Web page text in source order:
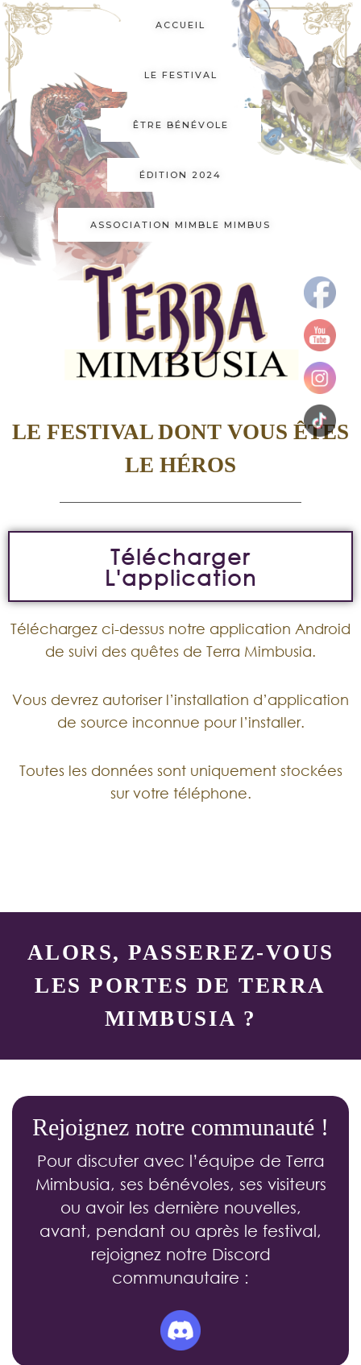
ACCUEIL
LE FESTIVAL
ÊTRE BÉNÉVOLE
ÉDITION 2024
ASSOCIATION MIMBLE MIMBUS
LE FESTIVAL DONT VOUS ÊTES
LE HÉROS
Télécharger
L'application
Téléchargez ci-dessus notre application Android
de suivi des quêtes de Terra Mimbusia.
Vous devrez autoriser l’installation d’application
de source inconnue pour l’installer.
Toutes les données sont uniquement stockées
sur votre téléphone.
ALORS, PASSEREZ-VOUS
LES PORTES DE TERRA
MIMBUSIA ?
Rejoignez notre communauté !
Pour discuter avec l’équipe de Terra
Mimbusia, ses bénévoles, ses visiteurs
ou avoir les dernière nouvelles,
avant, pendant ou après le festival,
rejoignez notre Discord
communautaire :